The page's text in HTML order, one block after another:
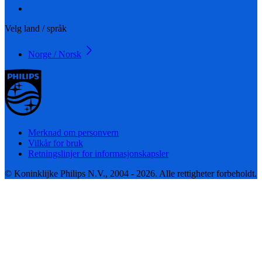
Velg land / språk
Norge / Norsk
Merknad om personvern
Vilkår for bruk
Retningslinjer for informasjonskapsler
© Koninklijke Philips N.V., 2004 - 2026. Alle rettigheter forbeholdt.